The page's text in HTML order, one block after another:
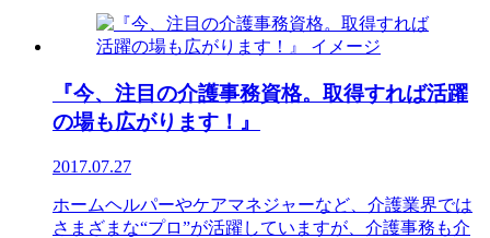
『今、注目の介護事務資格。取得すれば活躍
の場も広がります！』
2017.07.27
ホームヘルパーやケアマネジャーなど、介護業界では
さまざまな“プロ”が活躍していますが、介護事務も介